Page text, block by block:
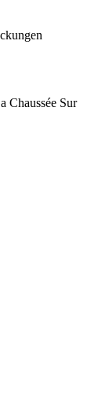
Chaussée Sur